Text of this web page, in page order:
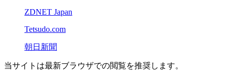
ZDNET Japan
Tetsudo.com
朝日新聞
当サイトは最新ブラウザでの閲覧を推奨します。